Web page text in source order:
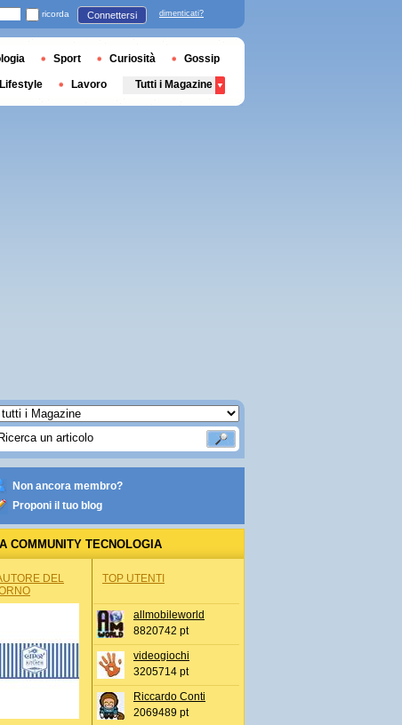
Non ancora membro?
Proponi il tuo blog
COMMUNITY TECNOLOGIA
DEL
TOP UTENTI
allmobileworld
8820742 pt
videogiochi
3205714 pt
Riccardo Conti
2069489 pt
ricorda Connettersi dimenticati?
Sport Curiosità Gossip
Lifestyle Lavoro Tutti i Magazine